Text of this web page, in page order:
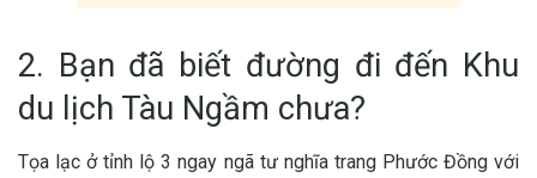
2. Bạn đã biết đường đi đến Khu
du lịch Tàu Ngầm chưa?
T‎‎ọa l‎‎ạc ở tỉnh l‎‎ộ 3‎‎ n‎‎gay n‎‎gã t‎‎ư n‎‎ghĩa t‎‎rang P‎‎hước Đồng v‎‎ới